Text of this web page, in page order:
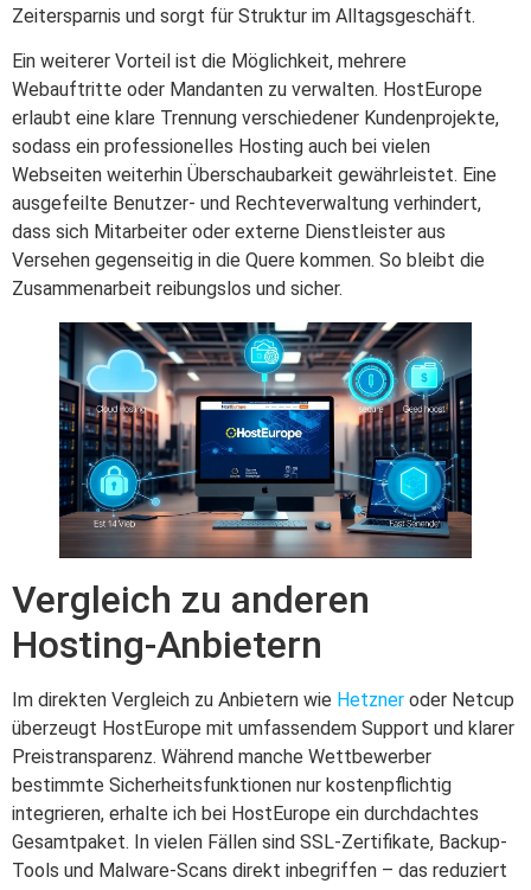
Zeitersparnis und sorgt für Struktur im Alltagsgeschäft.
Ein weiterer Vorteil ist die Möglichkeit, mehrere
Webauftritte oder Mandanten zu verwalten. HostEurope
erlaubt eine klare Trennung verschiedener Kundenprojekte,
sodass ein professionelles Hosting auch bei vielen
Webseiten weiterhin Überschaubarkeit gewährleistet. Eine
ausgefeilte Benutzer- und Rechteverwaltung verhindert,
dass sich Mitarbeiter oder externe Dienstleister aus
Versehen gegenseitig in die Quere kommen. So bleibt die
Zusammenarbeit reibungslos und sicher.
Vergleich zu anderen
Hosting-Anbietern
Im direkten Vergleich zu Anbietern wie Hetzner oder Netcup
überzeugt HostEurope mit umfassendem Support und klarer
Preistransparenz. Während manche Wettbewerber
bestimmte Sicherheitsfunktionen nur kostenpflichtig
integrieren, erhalte ich bei HostEurope ein durchdachtes
Gesamtpaket. In vielen Fällen sind SSL-Zertifikate, Backup-
Tools und Malware-Scans direkt inbegriffen – das reduziert